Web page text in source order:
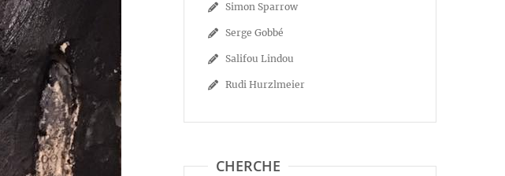
Simon Sparrow
Serge Gobbé
Salifou Lindou
Rudi Hurzlmeier
CHERCHE